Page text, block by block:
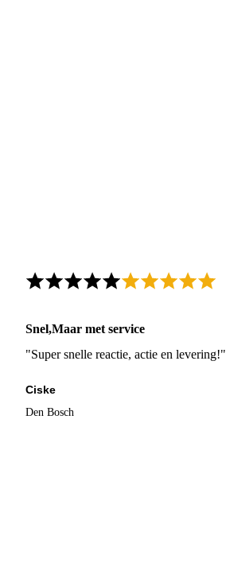
Snel,Maar met service
"Super snelle reactie, actie en levering!"
Ciske
Den Bosch